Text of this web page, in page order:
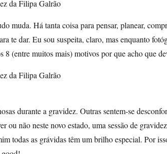
muda. Há tanta coisa para pensar, planear,
te dar. Eu sou suspeita, claro, mas enquanto
8 (entre muitos mais) motivos por que acho que
durante a gravidez. Outras sentem-se
ou não neste novo estado, uma sessão de
todas as grávidas têm um brilho especial. Por